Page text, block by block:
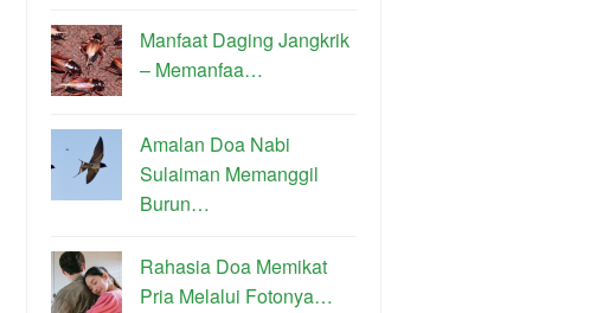
Manfaat Daging Jangkrik
– Memanfaa…
Amalan Doa Nabi
Sulaiman Memanggil
Burun…
Rahasia Doa Memikat
Pria Melalui Fotonya…